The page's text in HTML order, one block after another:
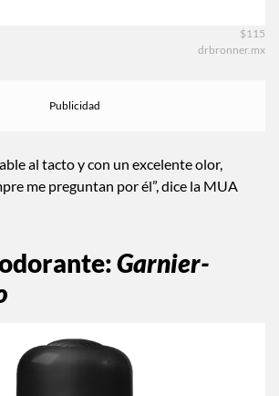
$115
drbronner.mx
al tacto y con un excelente olor,
me preguntan por él”, dice la MUA
:Garnier-